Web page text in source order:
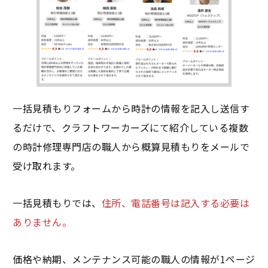
一括見積もりフォームから時計の情報を記入し送信す
るだけで、クラフトワーカーズにて紹介している複数
の時計修理専門店の職人から概算見積もりをメールで
受け取れます。
一括見積もりでは、 住所、電話番号は記入する必要は
ありません。
価格や納期、メンテナンス可能の職人の情報が1ページ